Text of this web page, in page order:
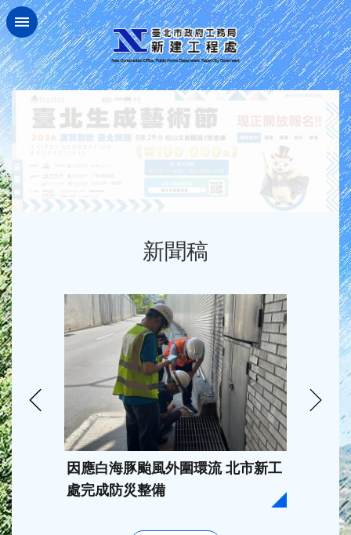
跳到主要內容區塊
新聞稿
因應白海豚颱風外圍環流 北市新工
處完成防災整備
臺北
2026
獎，